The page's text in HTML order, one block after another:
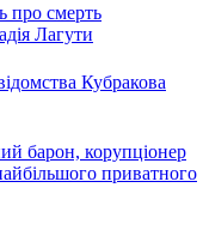
про смерть
Лагути
Кубракова
барон, корупціонер
приватного